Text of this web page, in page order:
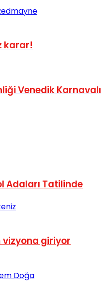
karar!
Venedik Karnavalı
Adaları Tatilinde
vizyona giriyor